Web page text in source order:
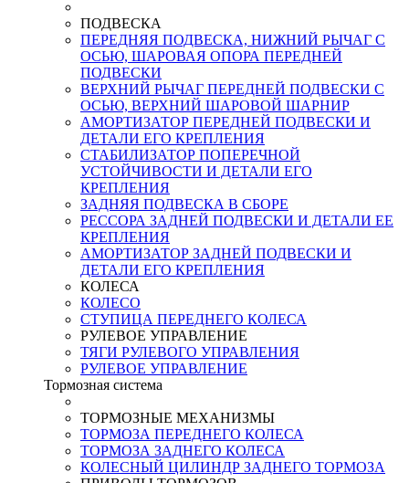
ПОДВЕСКА
ПЕРЕДНЯЯ ПОДВЕСКА, НИЖНИЙ РЫЧАГ С
ОСЬЮ, ШАРОВАЯ ОПОРА ПЕРЕДНЕЙ
ПОДВЕСКИ
ВЕРХНИЙ РЫЧАГ ПЕРЕДНЕЙ ПОДВЕСКИ С
ОСЬЮ, ВЕРХНИЙ ШАРОВОЙ ШАРНИР
АМОРТИЗАТОР ПЕРЕДНЕЙ ПОДВЕСКИ И
ДЕТАЛИ ЕГО КРЕПЛЕНИЯ
СТАБИЛИЗАТОР ПОПЕРЕЧНОЙ
УСТОЙЧИВОСТИ И ДЕТАЛИ ЕГО
КРЕПЛЕНИЯ
ЗАДНЯЯ ПОДВЕСКА В СБОРЕ
РЕССОРА ЗАДНЕЙ ПОДВЕСКИ И ДЕТАЛИ ЕЕ
КРЕПЛЕНИЯ
АМОРТИЗАТОР ЗАДНЕЙ ПОДВЕСКИ И
ДЕТАЛИ ЕГО КРЕПЛЕНИЯ
КОЛЕСА
КОЛЕСО
СТУПИЦА ПЕРЕДНЕГО КОЛЕСА
РУЛЕВОЕ УПРАВЛЕНИЕ
ТЯГИ РУЛЕВОГО УПРАВЛЕНИЯ
РУЛЕВОЕ УПРАВЛЕНИЕ
Тормозная система
ТОРМОЗНЫЕ МЕХАНИЗМЫ
ТОРМОЗА ПЕРЕДНЕГО КОЛЕСА
ТОРМОЗА ЗАДНЕГО КОЛЕСА
КОЛЕСНЫЙ ЦИЛИНДР ЗАДНЕГО ТОРМОЗА